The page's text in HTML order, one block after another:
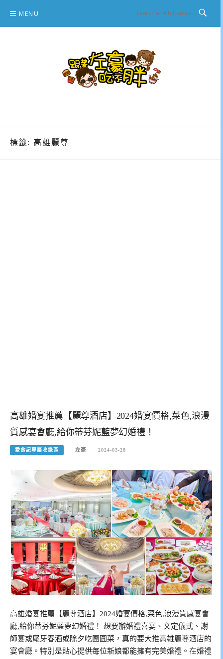
content
MENU
標籤: 高雄麗尊
高雄婚宴推薦【麗尊酒店】2024婚宴價格,菜色,浪漫
質感宴會廳,給你蒂芬妮藍夢幻婚禮！
愛食記專屬收錄區 左豪 2024-03-28
高雄婚宴推薦【麗尊酒店】2024婚宴價格,菜色,浪漫質感宴會
廳,給你蒂芬妮藍夢幻婚禮！ 想要辦婚禮喜宴、文定儀式、謝
師宴或尾牙春酒或除夕吃團圓菜，真的要大推高雄麗尊酒店的
宴會廳。特別是貼心提供每位新娘都能擁有完美婚禮。在婚禮